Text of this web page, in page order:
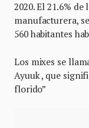
2020. El 21.6%
manufacturera,
560 habitantes
Los mixes se
Ayuuk , que
florido”